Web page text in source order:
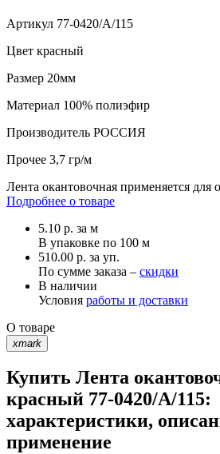
Артикул 77-0420/А/115
Цвет красный
Размер 20мм
Материал 100% полиэфир
Производитель РОССИЯ
Прочее 3,7 гр/м
Лента окантовочная применяется для
Подробнее о товаре
5.10 р. за м
В упаковке по 100 м
510.00 р. за уп.
По сумме заказа – скидки
В наличии
Условия работы и доставки
О товаре
xmark
Купить Лента
красный 77-0420/А/115:
характеристики,
применение